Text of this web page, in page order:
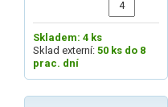
Skladem: 4 ks
Sklad externí: 50 ks do 8
prac. dní